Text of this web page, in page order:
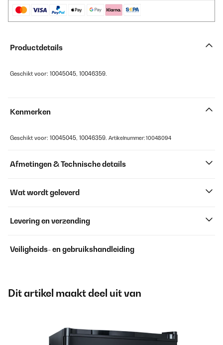
Productdetails
Geschikt voor: 10045045, 10046359.
Kenmerken
Geschikt voor: 10045045, 10046359. Artikelnummer: 10048094
Afmetingen & Technische details
Wat wordt geleverd
Levering en verzending
Veiligheids- en gebruikshandleiding
Dit artikel maakt deel uit van